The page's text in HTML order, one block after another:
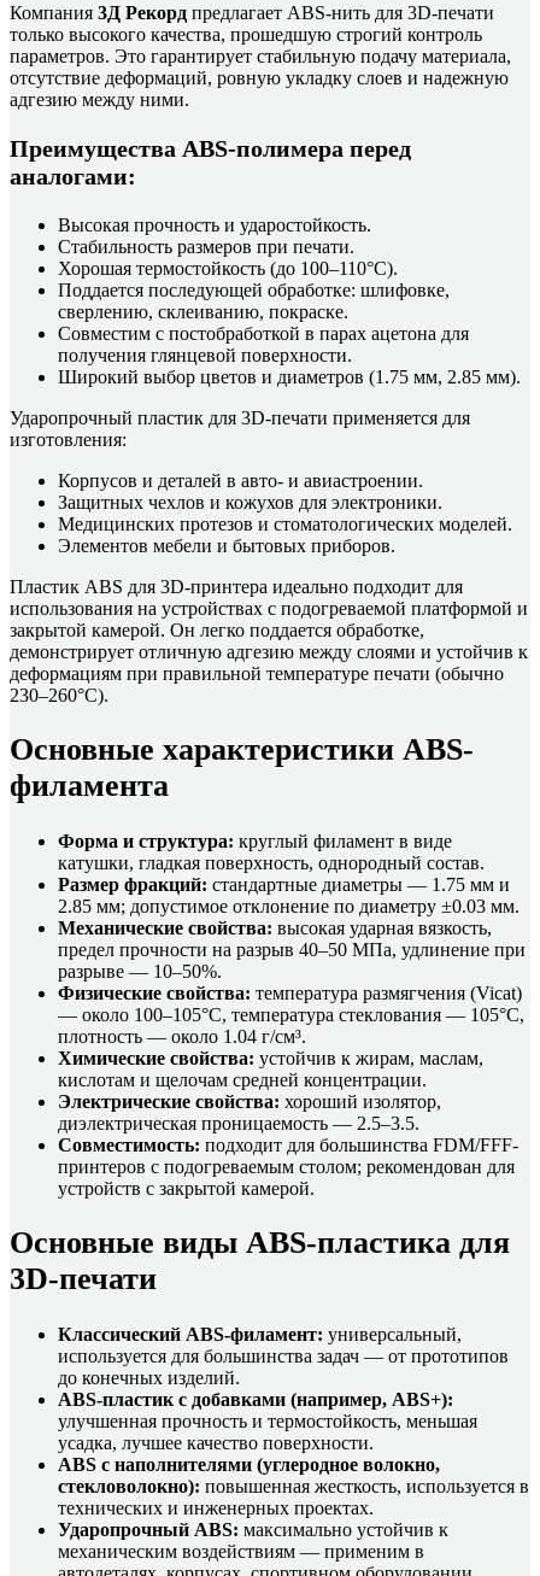
Компания 3Д Рекорд предлагает ABS-нить для 3D-печати
только высокого качества, прошедшую строгий контроль
параметров. Это гарантирует стабильную подачу материала,
отсутствие деформаций, ровную укладку слоев и надежную
адгезию между ними.
Преимущества ABS-полимера перед
аналогами:
Высокая прочность и ударостойкость.
Стабильность размеров при печати.
Хорошая термостойкость (до 100–110°C).
Поддается последующей обработке: шлифовке,
сверлению, склеиванию, покраске.
Совместим с постобработкой в парах ацетона для
получения глянцевой поверхности.
Широкий выбор цветов и диаметров (1.75 мм, 2.85 мм).
Ударопрочный пластик для 3D-печати применяется для
изготовления:
Корпусов и деталей в авто- и авиастроении.
Защитных чехлов и кожухов для электроники.
Медицинских протезов и стоматологических моделей.
Элементов мебели и бытовых приборов.
Пластик ABS для 3D-принтера идеально подходит для
использования на устройствах с подогреваемой платформой и
закрытой камерой. Он легко поддается обработке,
демонстрирует отличную адгезию между слоями и устойчив к
деформациям при правильной температуре печати (обычно
230–260°C).
Основные характеристики ABS-
филамента
Форма и структура: круглый филамент в виде
катушки, гладкая поверхность, однородный состав.
Размер фракций: стандартные диаметры — 1.75 мм и
2.85 мм; допустимое отклонение по диаметру ±0.03 мм.
Механические свойства: высокая ударная вязкость,
предел прочности на разрыв 40–50 МПа, удлинение при
разрыве — 10–50%.
Физические свойства: температура размягчения (Vicat)
— около 100–105°C, температура стеклования — 105°C,
плотность — около 1.04 г/см³.
Химические свойства: устойчив к жирам, маслам,
кислотам и щелочам средней концентрации.
Электрические свойства: хороший изолятор,
диэлектрическая проницаемость — 2.5–3.5.
Совместимость: подходит для большинства FDM/FFF-
принтеров с подогреваемым столом; рекомендован для
устройств с закрытой камерой.
Основные виды ABS-пластика для
3D-печати
Классический ABS-филамент: универсальный,
используется для большинства задач — от прототипов
до конечных изделий.
ABS-пластик с добавками (например, ABS+):
улучшенная прочность и термостойкость, меньшая
усадка, лучшее качество поверхности.
ABS с наполнителями (углеродное волокно,
стекловолокно): повышенная жесткость, используется в
технических и инженерных проектах.
Ударопрочный ABS: максимально устойчив к
механическим воздействиям — применим в